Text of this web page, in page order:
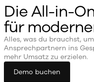
Die All-in-
für
Alles, was du brauchst,
Ansprechpartnern ins
mehr Umsatz zu erzielen.
Demo buchen